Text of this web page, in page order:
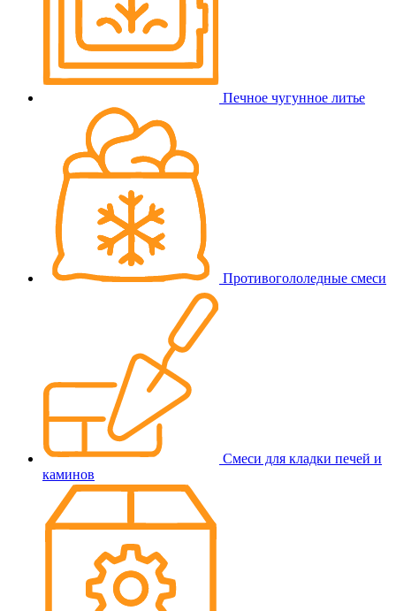
Печное чугунное литье
Противогололедные смеси
Смеси для кладки печей и
каминов